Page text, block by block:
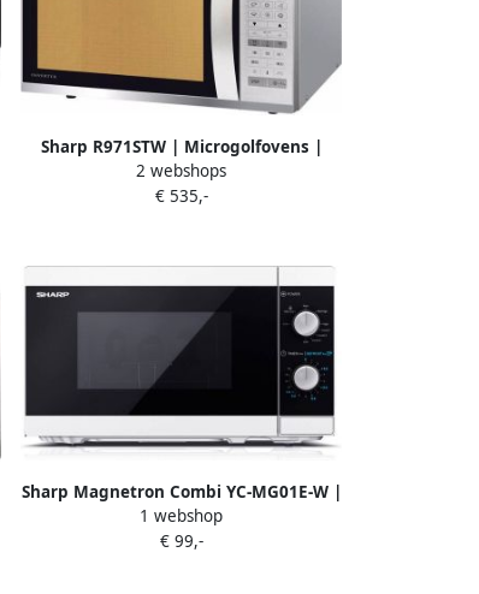
Sharp R971STW | Microgolfovens |
Keuken&Koken Microgolf&Ovens |
R971STW
2 webshops
€ 535,-
Sharp Magnetron Combi YC-MG01E-W |
Keuken- en Kookartikelen |
Keuken&Koken Microgolf&Ovens |
1 webshop
€ 99,-